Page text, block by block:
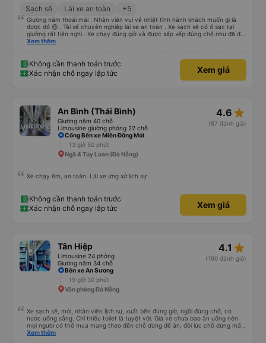
Sạch sẽ Lái xe an toàn +5
Giường nằm thoải mái . Nhân viên vui vẻ nhiệt tình hành khách muốn gì là
được đó 😆 . Tài xế chuyên nghiệp lái xe an toàn . Xe sạch sẽ có ổ sạc tại
giường rất tiện nghi . Xe chạy đúng giờ và được sắp xếp đúng chỗ như đã đặt
. Điểm 10 cho hoàng long đỏ 👍
Xem thêm
Không cần thanh toán trước
Xác nhận chỗ ngay lập tức
Xem giá
An Bình (Thái Bình)
Giường nằm 40 chỗ
Limousine giường phòng 22 chỗ
4.6 star_rate
(87 đánh giá)
Cổng Bến xe Miền Đông Mới
13 giờ 50 phút
Ngã 4 Túy Loan (Đà Nẵng)
Xe chạy êm, an toàn. Lái xe ứng xử lịch sự
Không cần thanh toán trước
Xác nhận chỗ ngay lập tức
Xem giá
Tân Hiệp
Limousine 24 phòng
Giường nằm 34 chỗ
4.1 star_rate
(190 đánh giá)
Bến xe An Sương
19 giờ 30 phút
Văn phòng Đà Nẵng
Xe sạch sẽ, mới, nhân viên lịch sự, xuất bến đúng giờ, ngồi đúng chỗ, có
nước uống sẵng. Chỉ thiếu toilet là tuyệt vời. Giá vé chưa bao ăn uống nên
mọi ngưòi có thể mua mang theo đến chỗ dừng để ăn, đôi lúc chỗ dừng mấy
món bạn ko thích hoặc giá cả hơi cao! Còn lại nhà xe rất ok, nên đi.
Xem thêm